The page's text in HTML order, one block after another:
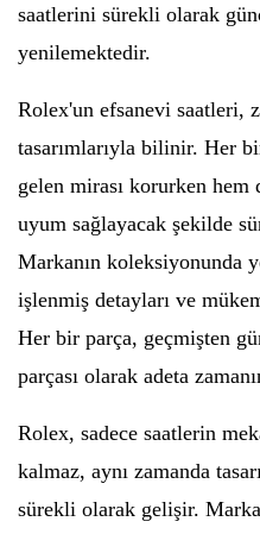
saatlerini sürekli olarak
yenilemektedir.
Rolex'un efsanevi saatleri,
tasarımlarıyla bilinir. Her
gelen mirası korurken hem
uyum sağlayacak şekilde
Markanın koleksiyonunda
işlenmiş detayları ve
Her bir parça, geçmişten
parçası olarak adeta
Rolex, sadece saatlerin
kalmaz, aynı zamanda
sürekli olarak gelişir.